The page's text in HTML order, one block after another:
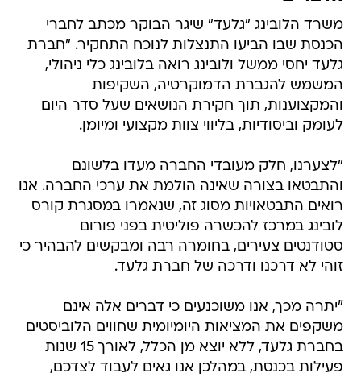
משרד הלובינג "גלעד" שיגר הבוקר מכתב לחברי
הכנסת שבו הביעו התנצלות לנוכח התחקיר. "חברת
גלעד יחסי ממשל ולובינג רואה בלובינג כלי ניהולי,
המשמש להגברת הדמוקרטיה, השקיפות
והמקצוענות, תוך חקירת הנושאים שעל סדר היום
לעומק וביסודיות, בליווי צוות מקצועי ומיומן.
"לצערנו, חלק מעובדי החברה מעדו בלשונם
והתבטאו בצורה שאינה הולמת את ערכי החברה. אנו
רואים התבטאויות מסוג זה, שנאמרו במסגרת קורס
לובינג במרכז להכשרה פוליטית בפני פורום
סטודנטים צעירים, בחומרה רבה ומבקשים להבהיר כי
זוהי לא דרכנו ודרכה של חברת גלעד.
"יתרה מכך, אנו משוכנעים כי דברים אלה אינם
משקפים את המציאות היומיומית שחווים הלוביסטים
בחברת גלעד, ללא יוצא מן הכלל, לאורך 15 שנות
פעילות בכנסת, במהלכן אנו גאים לעבוד לצדכם,